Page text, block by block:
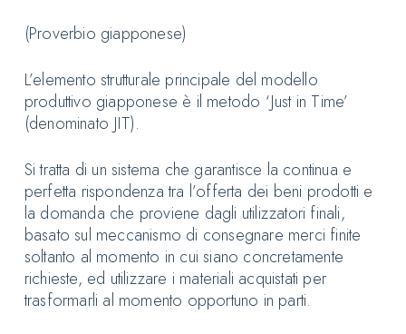
(Proverbio giapponese)
L’elemento strutturale principale del modello
produttivo giapponese è il metodo ‘Just in Time’
(denominato JIT).
Si tratta di un sistema che garantisce la continua e
perfetta rispondenza tra l’offerta dei beni prodotti e
la domanda che proviene dagli utilizzatori finali,
basato sul meccanismo di consegnare merci finite
soltanto al momento in cui siano concretamente
richieste, ed utilizzare i materiali acquistati per
trasformarli al momento opportuno in parti.